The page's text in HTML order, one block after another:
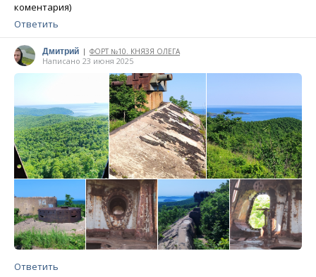
коментария)
Ответить
Дмитрий | ФОРТ №10. КНЯЗЯ ОЛЕГА
Написано 23 июня 2025
Ответить